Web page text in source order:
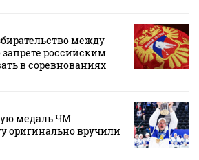
между
российским
в соревнованиях
медаль ЧМ
оригинально вручили